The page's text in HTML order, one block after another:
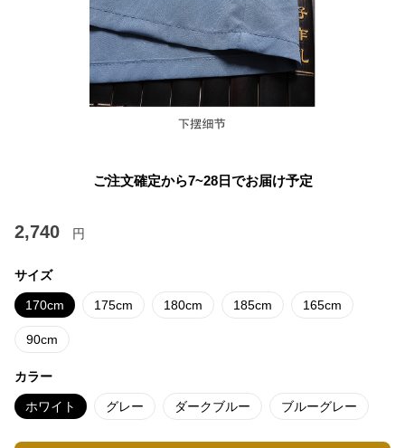
ご注文確定から7~28日でお届け予定
2,740 円
サイズ
170cm 175cm 180cm 185cm 165cm
90cm
カラー
ホワイト グレー ダークブルー ブルーグレー